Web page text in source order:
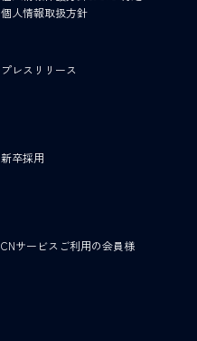
個人情報取扱方針
プレスリリース
新卒採用
CNサービスご利用の会員様